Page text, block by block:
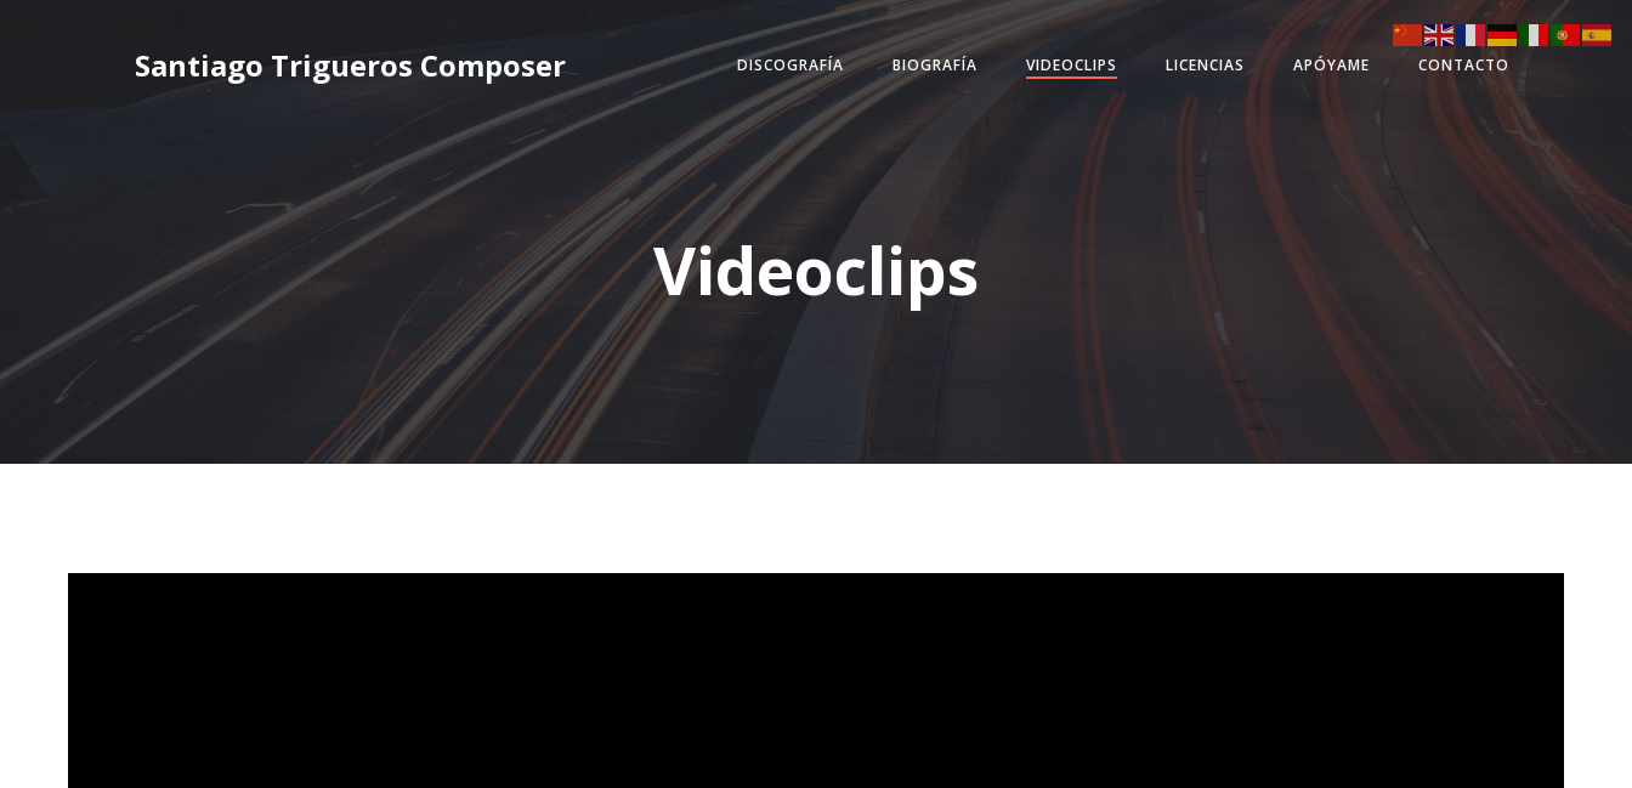
Santiago Trigueros Composer DISCOGRAFÍA BIOGRAFÍA VIDEOCLIPS LICENCIAS APÓYAME CONTACTO
Videoclips